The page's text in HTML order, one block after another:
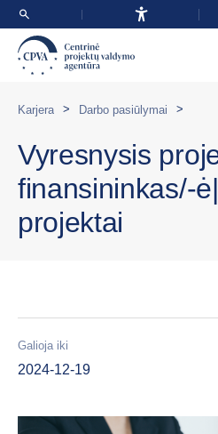
Karjera > Darbo pasiūlymai >
Vyresnysis
finansininkas/-
projektai
Galioja iki
2024-12-19